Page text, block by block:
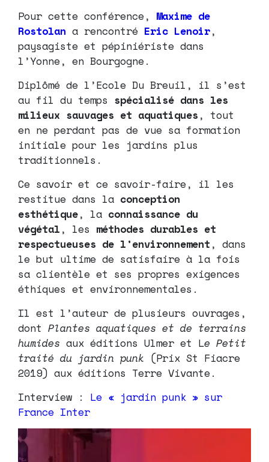
Pour cette conférence, Maxime de
Rostolan a rencontré Eric Lenoir,
paysagiste et pépiniériste dans
l’Yonne, en Bourgogne.
Diplômé de l’Ecole Du Breuil, il s’est
au fil du temps spécialisé dans les
milieux sauvages et aquatiques , tout
en ne perdant pas de vue sa formation
initiale pour les jardins plus
traditionnels.
Ce savoir et ce savoir-faire, il les
restitue dans la conception
esthétique, la connaissance du
végétal , les méthodes durables et
respectueuses de l’environnement , dans
le but ultime de satisfaire à la fois
sa clientèle et ses propres exigences
éthiques et environnementales.
Il est l’auteur de plusieurs ouvrages,
dont Plantes aquatiques et de terrains
humides aux éditions Ulmer et Le Petit
traité du jardin punk (Prix St Fiacre
2019) aux éditions Terre Vivante.
Interview : Le « jardin punk » sur
France Inter
Lecteur
vidéo